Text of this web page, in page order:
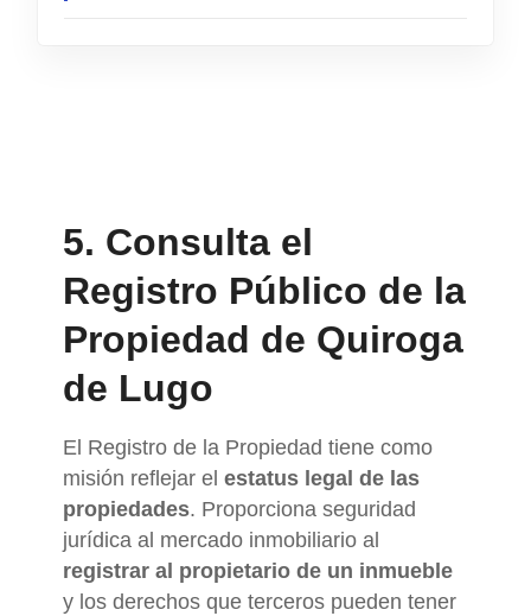
5. Consulta el
Registro Público de la
Propiedad de Quiroga
de Lugo
El Registro de la Propiedad tiene como
misión reflejar el estatus legal de las
propiedades. Proporciona seguridad
jurídica al mercado inmobiliario al
registrar al propietario de un inmueble
y los derechos que terceros pueden tener